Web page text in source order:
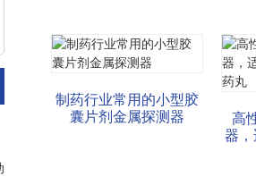
制药行业常用的小型胶
囊片剂金属探测器
高
器，